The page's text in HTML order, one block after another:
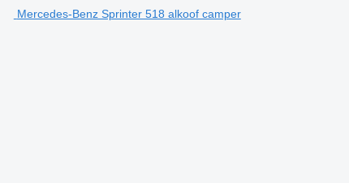
Mercedes-Benz Sprinter 518 alkoof camper